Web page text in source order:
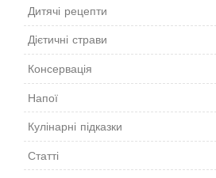
Дитячі рецепти
Дієтичні страви
Консервація
Напої
Кулінарні підказки
Статті